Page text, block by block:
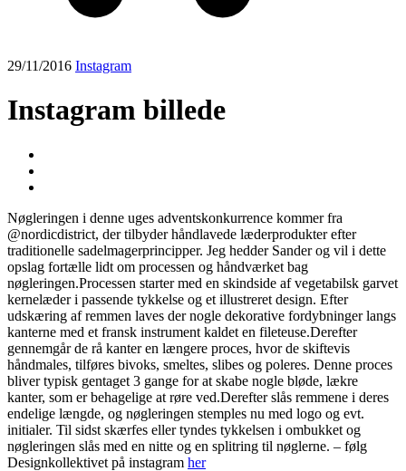
29/11/2016 Instagram
Instagram billede
Nøgleringen i denne uges adventskonkurrence kommer fra
@nordicdistrict, der tilbyder håndlavede læderprodukter efter
traditionelle sadelmagerprincipper. Jeg hedder Sander og vil i dette
opslag fortælle lidt om processen og håndværket bag
nøgleringen.Processen starter med en skindside af vegetabilsk garvet
kernelæder i passende tykkelse og et illustreret design. Efter
udskæring af remmen laves der nogle dekorative fordybninger langs
kanterne med et fransk instrument kaldet en fileteuse.Derefter
gennemgår de rå kanter en længere proces, hvor de skiftevis
håndmales, tilføres bivoks, smeltes, slibes og poleres. Denne proces
bliver typisk gentaget 3 gange for at skabe nogle bløde, lækre
kanter, som er behagelige at røre ved.Derefter slås remmene i deres
endelige længde, og nøgleringen stemples nu med logo og evt.
initialer. Til sidst skærfes eller tyndes tykkelsen i ombukket og
nøgleringen slås med en nitte og en splitring til nøglerne. – følg
Designkollektivet på instagram her